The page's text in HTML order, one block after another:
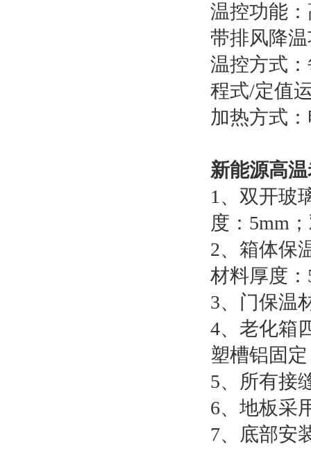
温控功能
带排风降
温控方式
程式/定值
加热方式
新能源高
1、双开玻
度：5mm
2、箱体保
材料厚度
3、门保温
4、老化箱
塑槽铝固定
5、所有接
6、地板采
7、底部安